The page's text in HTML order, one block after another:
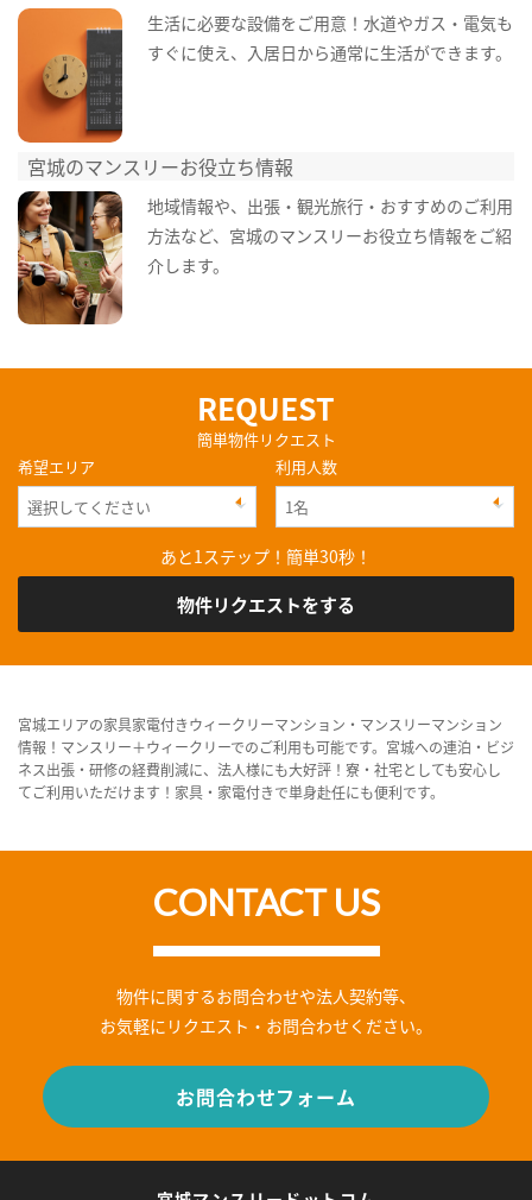
生活に必要な設備をご用意！水道やガス・電気も
すぐに使え、入居日から通常に生活ができます。
宮城のマンスリーお役立ち情報
地域情報や、出張・観光旅行・おすすめのご利用
方法など、宮城のマンスリーお役立ち情報をご紹
介します。
REQUEST
簡単物件リクエスト
希望エリア
利用人数
あと1ステップ！簡単30秒！
物件リクエストをする
宮城エリアの家具家電付きウィークリーマンション・マンスリーマンション
情報！マンスリー＋ウィークリーでのご利用も可能です。宮城への連泊・ビジ
ネス出張・研修の経費削減に、法人様にも大好評！寮・社宅としても安心し
てご利用いただけます！家具・家電付きで単身赴任にも便利です。
CONTACT US
物件に関するお問合わせや法人契約等、
お気軽にリクエスト・お問合わせください。
お問合わせフォーム